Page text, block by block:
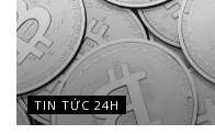
TIN TỨC 24H